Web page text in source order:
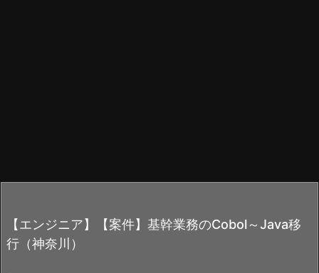
【エンジニア】【案件】基幹業務のCobol～Java移
行（神奈川）